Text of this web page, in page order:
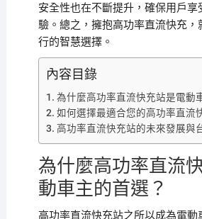
安全性也在不斷提升，確保用戶享
驗。總之，擁抱高功率直流快充，
行的智慧選擇。
內容目錄
為什麼高功率直流快充站是電動
如何選擇最適合您的高功率直流
高功率直流快充站的未來發展與
為什麼高功率直流
動車主的首選？
高功率直流快充站之所以成為電動